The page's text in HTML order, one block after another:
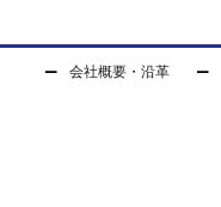
会社概要・沿革